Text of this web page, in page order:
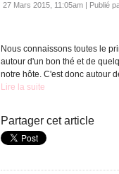
27 Mars 2015, 11:05am | Publié
Nous connaissons toutes le
autour d'un bon thé et de
notre hôte. C'est donc autour
Lire la suite
Partager cet article